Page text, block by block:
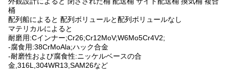
桶
配列船によると 配列ボリュールと配列ボリュールなし
マテリカルによると
耐磨用:Cインナー;Cr26;Cr12MoV;W6Mo5Cr4V2;
-腐食用:38CrMoAla;ハック合金
-耐磨性および腐食性:ニッケルベースの合
金,316L,304WR13,SAM26など